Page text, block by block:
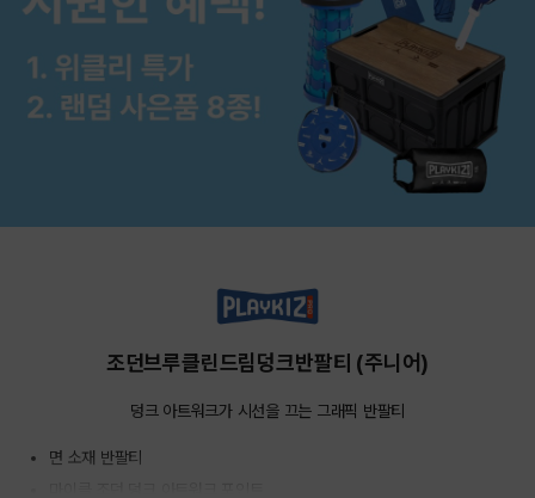
조던브루클린드림덩크반팔티 (주니어)
덩크 아트워크가 시선을 끄는 그래픽 반팔티
면 소재 반팔티